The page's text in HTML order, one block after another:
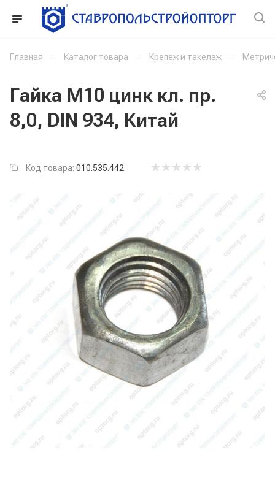
Главная — Каталог товара — Крепеж и такелаж —
Гайка М10 цинк кл. пр.
8,0, DIN 934, Китай
Код товара: 010.535.442